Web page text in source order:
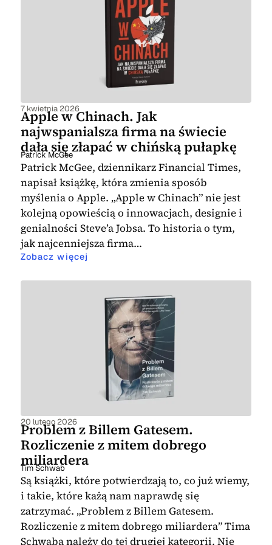
może na te i inne pytania odpowiedzi
dostarczą Państwu książki biograficzne i
wspomnienia, znajdujące się w niniejszej
zaś najlepsze biografie studiują, aby
zaczerpnąć inspiracji lub znaleźć
odpowiedzi na wątpliwości, z którymi
zmagają się we własnym życiu. Bez
względu na motywację, zdecydowanie
warto sięgać po książki biograficzne.
Mogą stać się one bowiem przyczynkiem
do zmiany na lepsze we własnym życiu.
Niewykluczone, że czytelnik inspirującej
historii życia stanie się po pewnym czasie
bohaterem książki biograficznej
motywującej do działania kolejne osoby.
7 kwietnia 2026
Apple w Chinach. Jak
najwspanialsza firma na świecie
dała się złapać w chińską pułapkę
Patrick McGee
Patrick McGee, dziennikarz Financial Times,
napisał książkę, która zmienia sposób
myślenia o Apple. „Apple w Chinach” nie jest
kolejną opowieścią o innowacjach, designie i
genialności Steve’a Jobsa. To historia o tym,
jak najcenniejsza firma…
Zobacz więcej
20 lutego 2026
Problem z Billem Gatesem.
Rozliczenie z mitem dobrego
miliardera
Tim Schwab
Są książki, które potwierdzają to, co już wiemy,
i takie, które każą nam naprawdę się
zatrzymać. „Problem z Billem Gatesem.
Rozliczenie z mitem dobrego miliardera” Tima
Schwaba należy do tej drugiej kategorii. Nie